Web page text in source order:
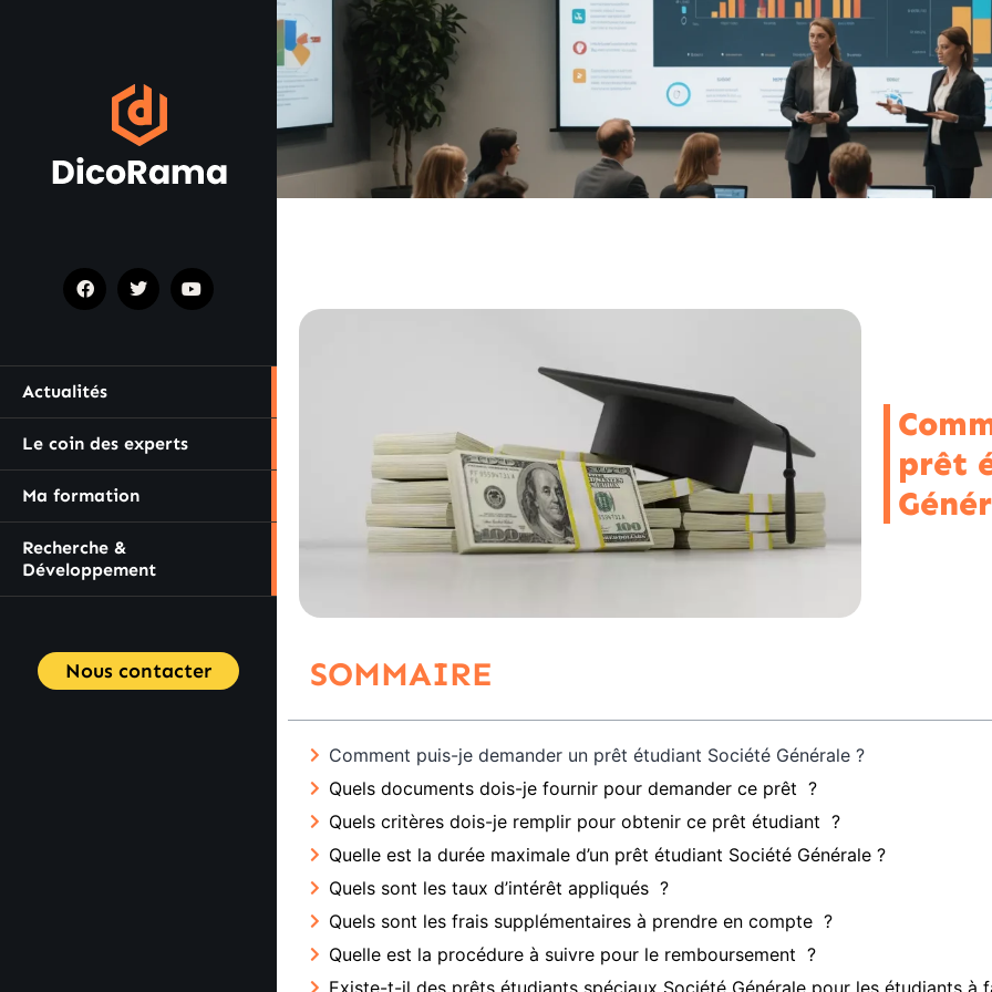
Actualités
Le coin des experts
Ma formation
Recherche &
Développement
Nous contacter
prêt
SOMMAIRE
Comment puis-je demander un prêt étudiant Société Générale ?
Quels documents dois-je fournir pour demander ce prêt ?
Quels critères dois-je remplir pour obtenir ce prêt étudiant ?
Quelle est la durée maximale d’un prêt étudiant Société Générale ?
Quels sont les taux d’intérêt appliqués ?
Quels sont les frais supplémentaires à prendre en compte ?
Quelle est la procédure à suivre pour le remboursement ?